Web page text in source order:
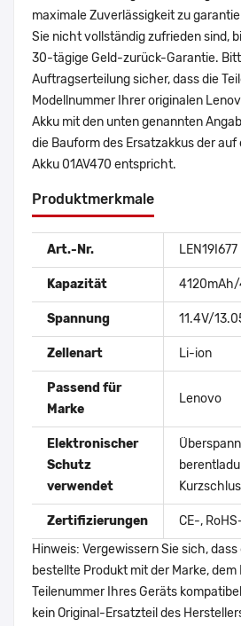
maximale Zuverlässigkeit zu
Sie nicht vollständig zufrieden sind,
30-tägige Geld-zurück-Garantie.
Auftragserteilung sicher, dass die
Modellnummer Ihrer originalen
Akku mit den unten genannten
die Bauform des Ersatzakkus der
Akku 01AV470 entspricht.
Produktmerkmale
Art.-Nr. LEN19I677
Kapazität 4120mAh/
Spannung 11.4V/
Zellenart Li-ion
Passend für
Marke
Lenovo
Elektronischer
Schutz
verwendet
Zertifizierungen
CE-,
Hinweis: Vergewissern Sie sich,
bestellte Produkt mit der Marke, dem
Teilenummer Ihres Geräts
kein Original-Ersatzteil des